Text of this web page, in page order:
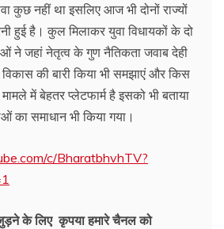
नहीं था इसलिए आज भी दोनों राज्यों
हुई है। कुल मिलाकर युवा विधायकों के दो
ने जहां नेतृत्व के गुण नैतिकता जवाब देही
की बारी किया भी समझाएं और किस
में बेहतर प्लेटफार्म है इसको भी बताया
का समाधान भी किया गया।
c/BharatbhvhTV?
जुड़ने के लिए कृपया हमारे चैनल को